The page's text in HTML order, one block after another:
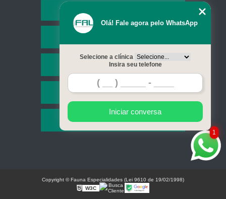
Serviços
Contato
Mapa do site
1
Olá! Fale agora pelo WhatsApp
Selecione a clínica
Insira seu telefone
Iniciar conversa
Copyright © Fauna Especialidades (Lei 9610 de 19/02/1998)
W3C